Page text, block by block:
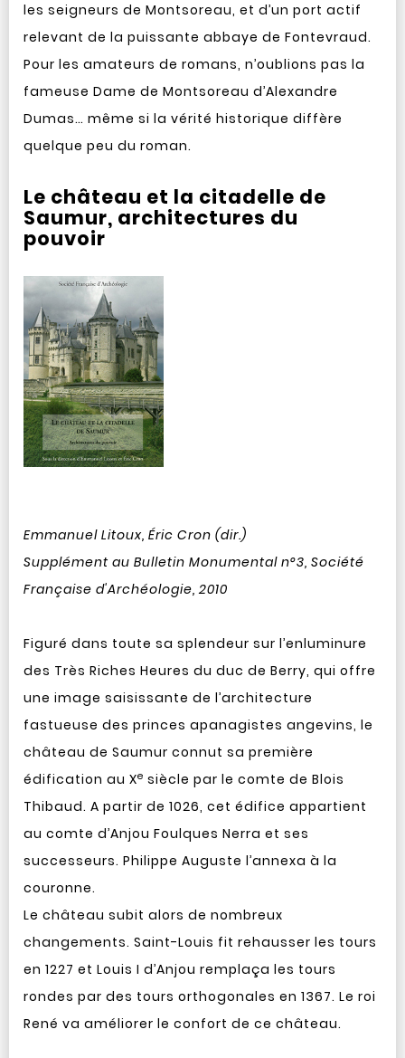
les seigneurs de Montsoreau, et d’un port actif
relevant de la puissante abbaye de Fontevraud.
Pour les amateurs de romans, n’oublions pas la
fameuse Dame de Montsoreau d’Alexandre
Dumas… même si la vérité historique diffère
quelque peu du roman.
Le château et la citadelle de
Saumur, architectures du
pouvoir
Emmanuel Litoux, Éric Cron (dir.)
Supplément au Bulletin Monumental n°3, Société
Française d'Archéologie, 2010
Figuré dans toute sa splendeur sur l’enluminure
des Très Riches Heures du duc de Berry, qui offre
une image saisissante de l’architecture
fastueuse des princes apanagistes angevins, le
château de Saumur connut sa première
édification au Xe siècle par le comte de Blois
Thibaud. A partir de 1026, cet édifice appartient
au comte d’Anjou Foulques Nerra et ses
successeurs. Philippe Auguste l’annexa à la
couronne.
Le château subit alors de nombreux
changements. Saint-Louis fit rehausser les tours
en 1227 et Louis I d’Anjou remplaça les tours
rondes par des tours orthogonales en 1367. Le roi
René va améliorer le confort de ce château.